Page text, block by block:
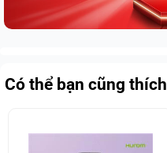
Có thể bạn cũng thích